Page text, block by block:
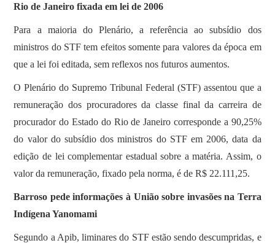
Rio de Janeiro fixada em lei de 2006
Para a maioria do Plenário, a referência ao subsídio dos
ministros do STF tem efeitos somente para valores da época em
que a lei foi editada, sem reflexos nos futuros aumentos.
O Plenário do Supremo Tribunal Federal (STF) assentou que a
remuneração dos procuradores da classe final da carreira de
procurador do Estado do Rio de Janeiro corresponde a 90,25%
do valor do subsídio dos ministros do STF em 2006, data da
edição de lei complementar estadual sobre a matéria. Assim, o
valor da remuneração, fixado pela norma, é de R$ 22.111,25.
Barroso pede informações à União sobre invasões na Terra
Indígena Yanomami
Segundo a Apib, liminares do STF estão sendo descumpridas, e